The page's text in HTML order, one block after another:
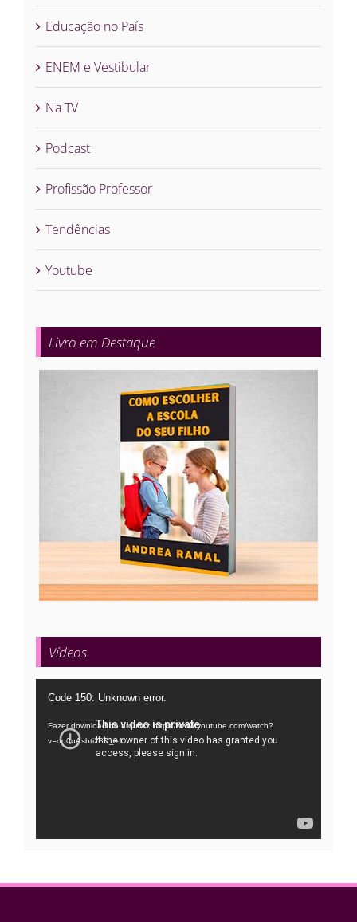
Educação no País
ENEM e Vestibular
Na TV
Podcast
Profissão Professor
Tendências
Youtube
Livro em Destaque
Vídeos
Tocador
vídeo
Code 150: Unknown error.
Fazer download do arquivo: https://www.youtube.com/watch?
v=oo0uAsbti28&_=1